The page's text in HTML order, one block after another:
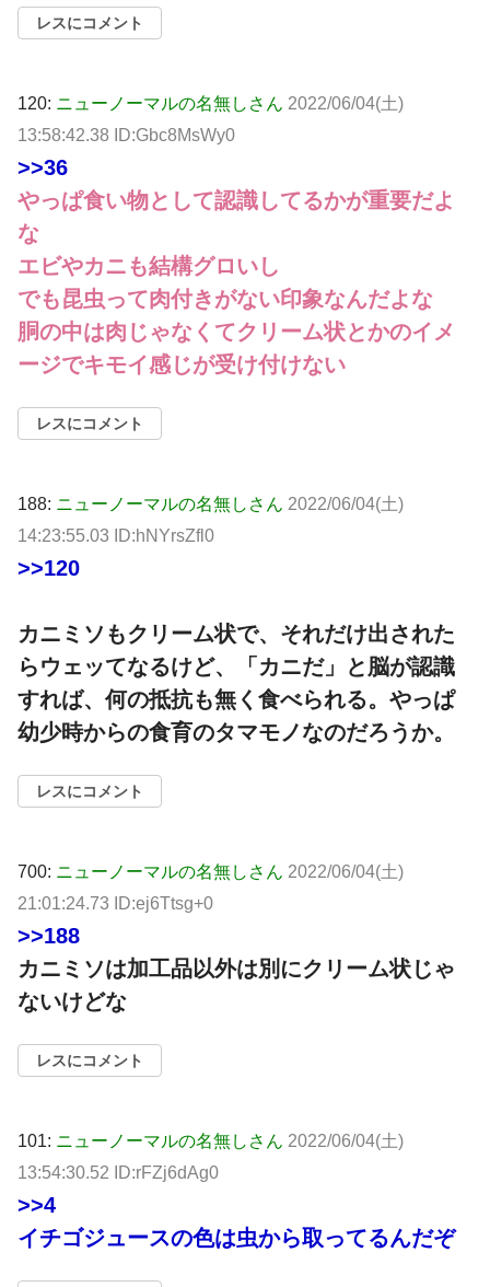
レスにコメント
120: ニューノーマルの名無しさん 2022/06/04(土)
13:58:42.38 ID:Gbc8MsWy0
>>36
やっぱ食い物として認識してるかが重要だよ
な
エビやカニも結構グロいし
でも昆虫って肉付きがない印象なんだよな
胴の中は肉じゃなくてクリーム状とかのイメ
ージでキモイ感じが受け付けない
レスにコメント
188: ニューノーマルの名無しさん 2022/06/04(土)
14:23:55.03 ID:hNYrsZfl0
>>120
カニミソもクリーム状で、それだけ出された
らウェッてなるけど、「カニだ」と脳が認識
すれば、何の抵抗も無く食べられる。やっぱ
幼少時からの食育のタマモノなのだろうか。
レスにコメント
700: ニューノーマルの名無しさん 2022/06/04(土)
21:01:24.73 ID:ej6Ttsg+0
>>188
カニミソは加工品以外は別にクリーム状じゃ
ないけどな
レスにコメント
101: ニューノーマルの名無しさん 2022/06/04(土)
13:54:30.52 ID:rFZj6dAg0
>>4
イチゴジュースの色は虫から取ってるんだぞ